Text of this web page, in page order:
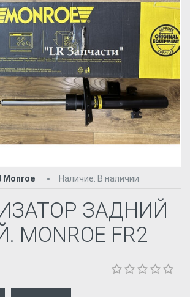
Monroe Наличие: В наличии
ЗАДНИЙ
MONROE FR2